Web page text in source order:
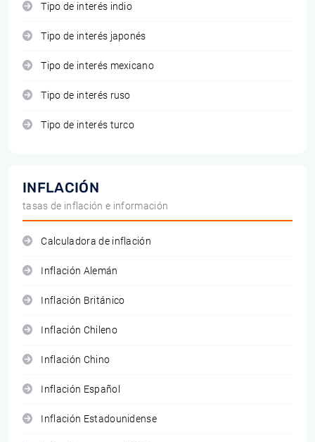
Tipo de interés indio
Tipo de interés japonés
Tipo de interés mexicano
Tipo de interés ruso
Tipo de interés turco
INFLACIÓN
tasas de inflación e información
Calculadora de inflación
Inflación Alemán
Inflación Británico
Inflación Chileno
Inflación Chino
Inflación Español
Inflación Estadounidense